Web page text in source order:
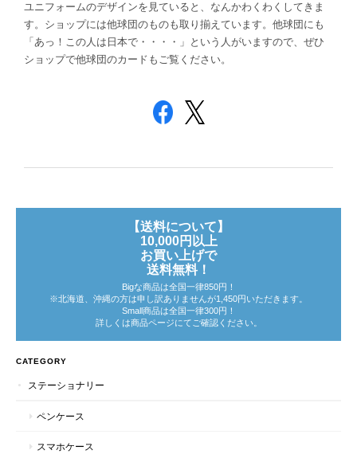
ユニフォームのデザインを見ていると、なんかわくわくしてきま
す。ショップには他球団のものも取り揃えています。他球団にも
「あっ！この人は日本で・・・・」という人がいますので、ぜひ
ショップで他球団のカードもご覧ください。
【送料について】
10,000円以上
お買い上げで
送料無料！
Bigな商品は全国一律850円！
※北海道、沖縄の方は申し訳ありませんが1,450円いただきます。
Small商品は全国一律300円！
詳しくは商品ページにてご確認ください。
CATEGORY
ステーショナリー
ペンケース
スマホケース